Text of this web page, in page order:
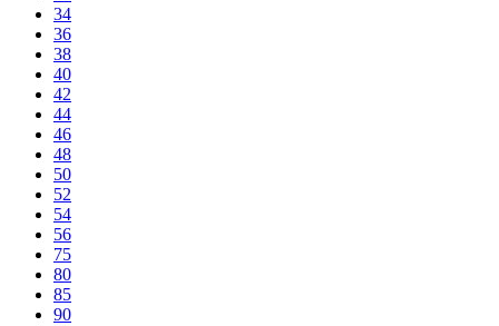
34
36
38
40
42
44
46
48
50
52
54
56
75
80
85
90